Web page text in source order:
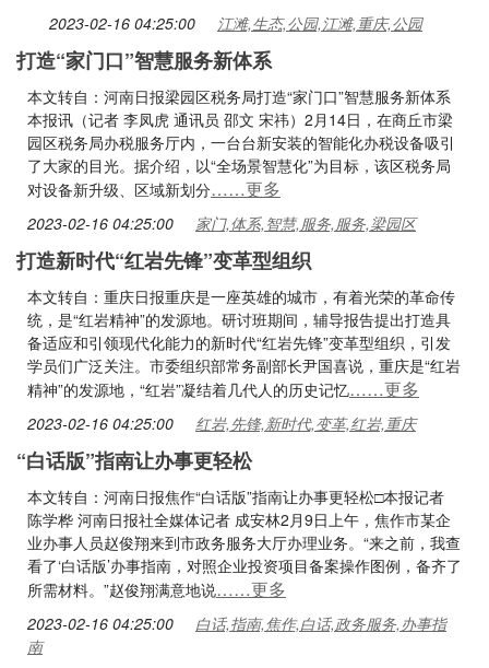
2023-02-16 04:25:00 江滩,生态,公园,江滩,重庆,公园
打造“家门口”智慧服务新体系
本文转自：河南日报梁园区税务局打造“家门口”智慧服务新体系
本报讯（记者 李凤虎 通讯员 邵文 宋祎）2月14日，在商丘市梁
园区税务局办税服务厅内，一台台新安装的智能化办税设备吸引
了大家的目光。据介绍，以“全场景智慧化”为目标，该区税务局
对设备新升级、区域新划分……更多
2023-02-16 04:25:00 家门,体系,智慧,服务,服务,梁园区
打造新时代“红岩先锋”变革型组织
本文转自：重庆日报重庆是一座英雄的城市，有着光荣的革命传
统，是“红岩精神”的发源地。研讨班期间，辅导报告提出打造具
备适应和引领现代化能力的新时代“红岩先锋”变革型组织，引发
学员们广泛关注。市委组织部常务副部长尹国喜说，重庆是“红岩
精神”的发源地，“红岩”凝结着几代人的历史记忆……更多
2023-02-16 04:25:00 红岩,先锋,新时代,变革,红岩,重庆
“白话版”指南让办事更轻松
本文转自：河南日报焦作“白话版”指南让办事更轻松□本报记者
陈学桦 河南日报社全媒体记者 成安林2月9日上午，焦作市某企
业办事人员赵俊翔来到市政务服务大厅办理业务。“来之前，我查
看了‘白话版’办事指南，对照企业投资项目备案操作图例，备齐了
所需材料。”赵俊翔满意地说……更多
2023-02-16 04:25:00
白话,指南,焦作,白话,政务服务,办事指
南